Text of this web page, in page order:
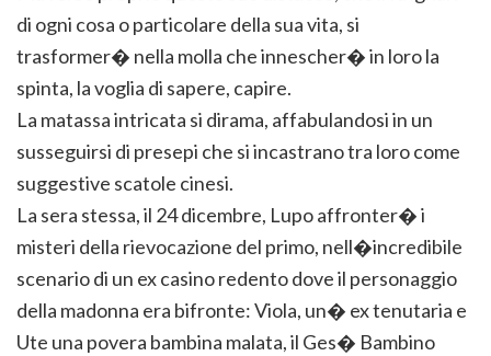
di ogni cosa o particolare della sua vita, si
trasformer� nella molla che innescher� in loro la
spinta, la voglia di sapere, capire.
La matassa intricata si dirama, affabulandosi in un
susseguirsi di presepi che si incastrano tra loro come
suggestive scatole cinesi.
La sera stessa, il 24 dicembre, Lupo affronter� i
misteri della rievocazione del primo, nell�incredibile
scenario di un ex casino redento dove il personaggio
della madonna era bifronte: Viola, un� ex tenutaria e
Ute una povera bambina malata, il Ges� Bambino